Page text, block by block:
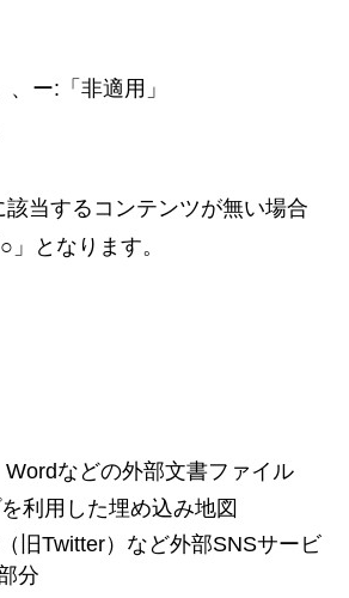
ー:「非適用」
当するコンテンツが無い場合
となります。
などの外部文書ファイル
利用した埋め込み地図
旧Twitter）など外部SNSサービ
分